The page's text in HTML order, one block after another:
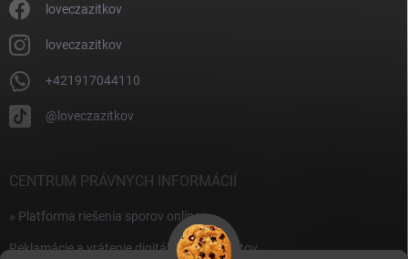
loveczazitkov
loveczazitkov
+421917044110
@loveczazitkov
CENTRUM PRÁVNYCH INFORMÁCIÍ
» Platforma riešenia sporov online
Reklamácie a vrátenie digitálnych produktov